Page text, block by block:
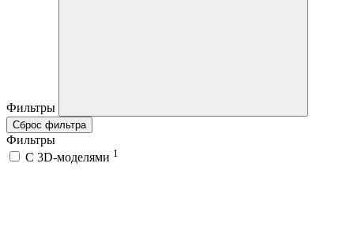
Фильтры
Сброс фильтра
Фильтры
C 3D-моделями 1